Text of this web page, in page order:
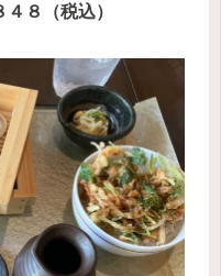
８（税込）